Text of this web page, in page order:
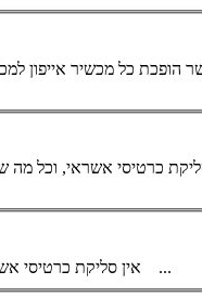
הופכת כל מכשיר אייפון
כרטיסי אשראי
... אין סליקת כרטיסי ואי אפשר לשלם אונליין - תנועת האתר דלה יחסית ...